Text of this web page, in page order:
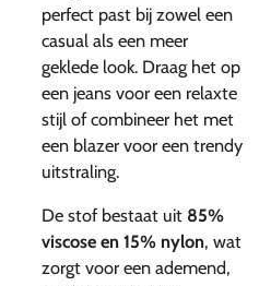
perfect past bij zowel een
casual als een meer
geklede look. Draag het op
een jeans voor een relaxte
stijl of combineer het met
een blazer voor een trendy
uitstraling.
De stof bestaat uit 85%
viscose en 15% nylon, wat
zorgt voor een ademend,